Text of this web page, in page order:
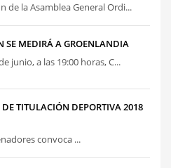
de la Asamblea General Ordi...
SE MEDIRÁ A GROENLANDIA
junio, a las 19:00 horas, C...
TITULACIÓN DEPORTIVA 2018
convoca ...